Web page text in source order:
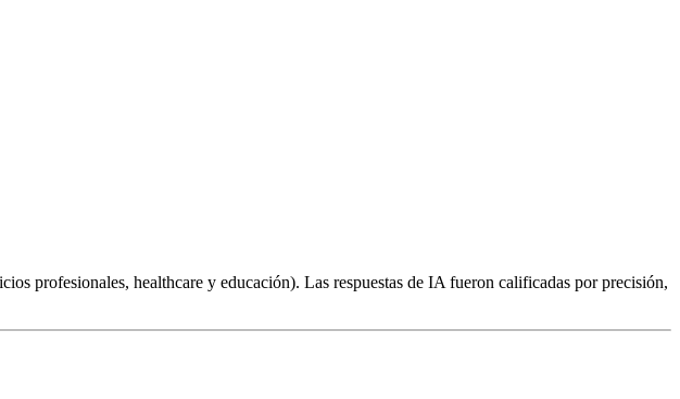
profesionales, healthcare y educación). Las respuestas de IA fueron calificadas por precisión,